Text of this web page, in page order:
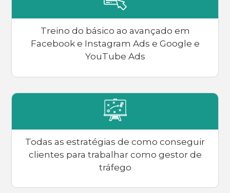
Treino do básico ao avançado em
Facebook e Instagram Ads e Google e
YouTube Ads
Todas as estratégias de como conseguir
clientes para trabalhar como gestor de
tráfego